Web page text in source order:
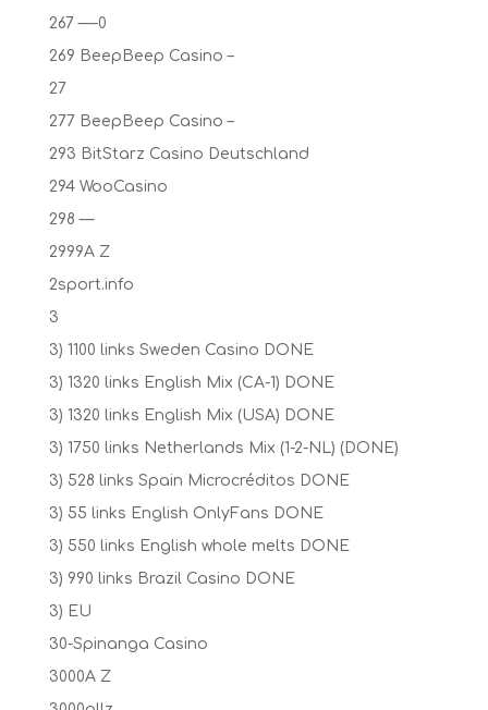
267 —-0
269 BeepBeep Casino –
27
277 BeepBeep Casino –
293 BitStarz Casino Deutschland
294 WooCasino
298 —
2999A Z
2sport.info
3
3) 1100 links Sweden Casino DONE
3) 1320 links English Mix (CA-1) DONE
3) 1320 links English Mix (USA) DONE
3) 1750 links Netherlands Mix (1-2-NL) (DONE)
3) 528 links Spain Microcréditos DONE
3) 55 links English OnlyFans DONE
3) 550 links English whole melts DONE
3) 990 links Brazil Casino DONE
3) EU
30-Spinanga Casino
3000A Z